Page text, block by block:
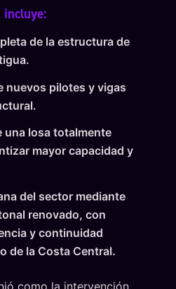
incluye:
de la estructura de
nuevos pilotes y vigas
una losa totalmente
mayor capacidad y
del sector mediante
renovado, con
y continuidad
de la Costa Central.